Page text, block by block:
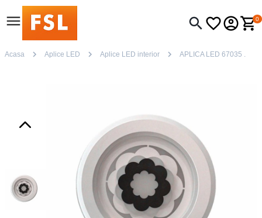
0
Acasa Aplice LED Aplice LED interior APLICA LED 67035 .